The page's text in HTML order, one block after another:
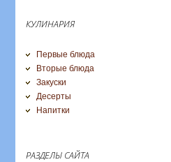
КУЛИНАРИЯ
Первые блюда
Вторые блюда
Закуски
Десерты
Напитки
РАЗДЕЛЫ САЙТА